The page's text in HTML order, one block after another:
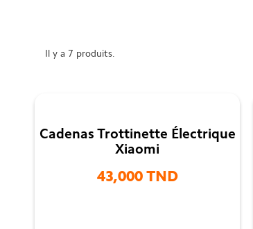
Il y a 7 produits.
Cadenas Trottinette Électrique
Xiaomi
43,000 TND